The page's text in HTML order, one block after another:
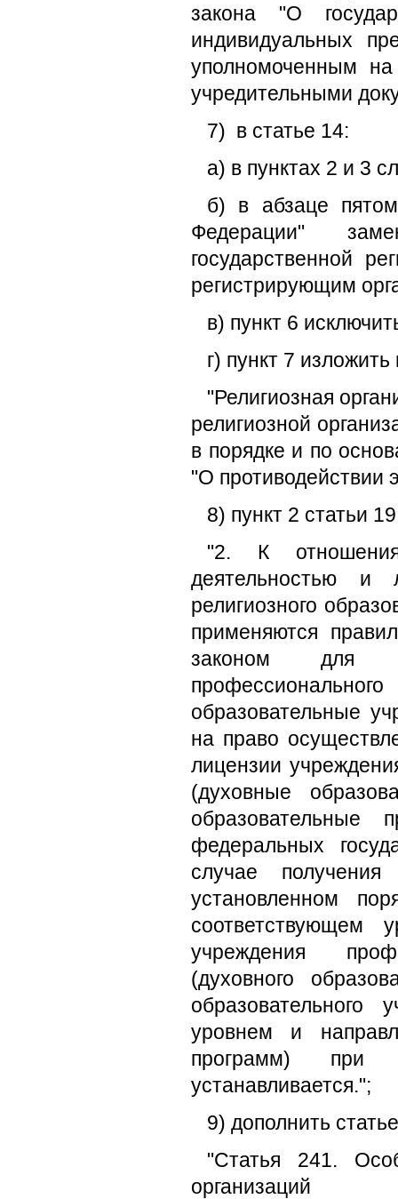
закона "О
индивидуальных
уполномоченным
учредительными
7) в статье 14:
а) в пунктах 2 и 3
б) в абзаце
Федерации"
государственной
регистрирующим
в) пункт 6
г) пункт 7
"Религиозная
религиозной
в порядке и по
"О противодействии
8) пункт 2 статьи
"2. К
деятельностью и
религиозного
применяются
законом для
образовательные
на право
лицензии
(духовные
образовательные
федеральных
случае получения
установленном
соответствующем
учреждения
(духовного
образовательного
уровнем и
программ) при
устанавливается.";
9) дополнить
"Статья 241.
организаций